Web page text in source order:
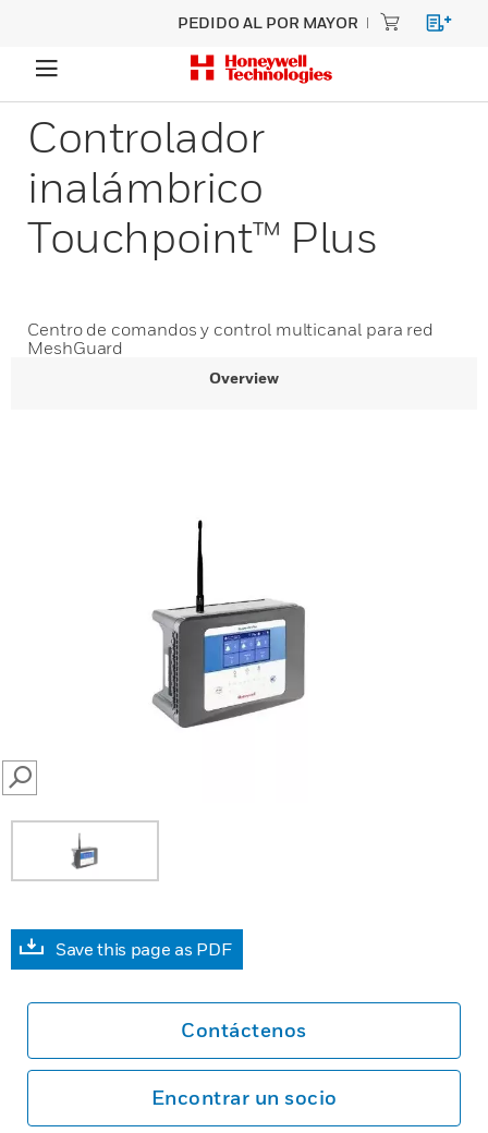
PEDIDO AL POR MAYOR
Controlador
inalámbrico
Touchpoint™ Plus
Centro de comandos y control multicanal para red
MeshGuard
Overview
SEARCH
Save this page as PDF
Contáctenos
Encontrar un socio